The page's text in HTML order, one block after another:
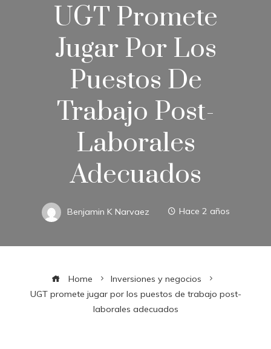
UGT Promete
Jugar Por Los
Puestos De
Trabajo Post-
Laborales
Adecuados
Benjamin K Narvaez Hace 2 años
Home
Inversiones y negocios
UGT promete jugar por los puestos de trabajo post-
laborales adecuados